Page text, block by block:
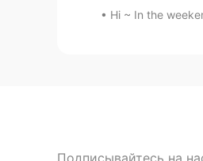
コロナウ
Hi ~ In the
Подписывайтесь на